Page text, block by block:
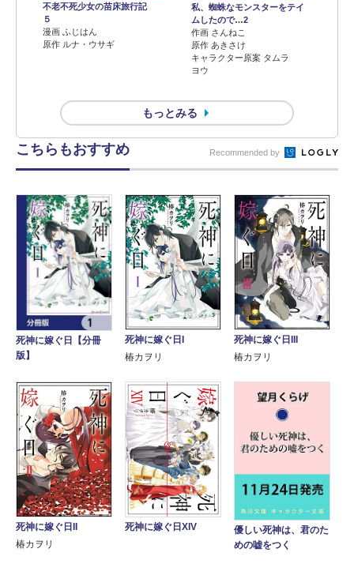
不老不死少女の苗床旅行記
５
漫画 ふじはん
原作 ルナ・ウサギ
私、蜘蛛なモンスターをテイ
ムしたので…2
作画 さんねこ
原作 あきさけ
キャラクター原案 タムラ
ヨウ
もっとみる
こちらもおすすめ Recommended by
死神に嫁ぐ日【分冊
版】
死神に嫁ぐ日I
椿カヲリ
死神に嫁ぐ日III
椿カヲリ
死神に嫁ぐ日II
椿カヲリ
死神に嫁ぐ日XIV
優しい死神は、君のた
めの嘘をつく